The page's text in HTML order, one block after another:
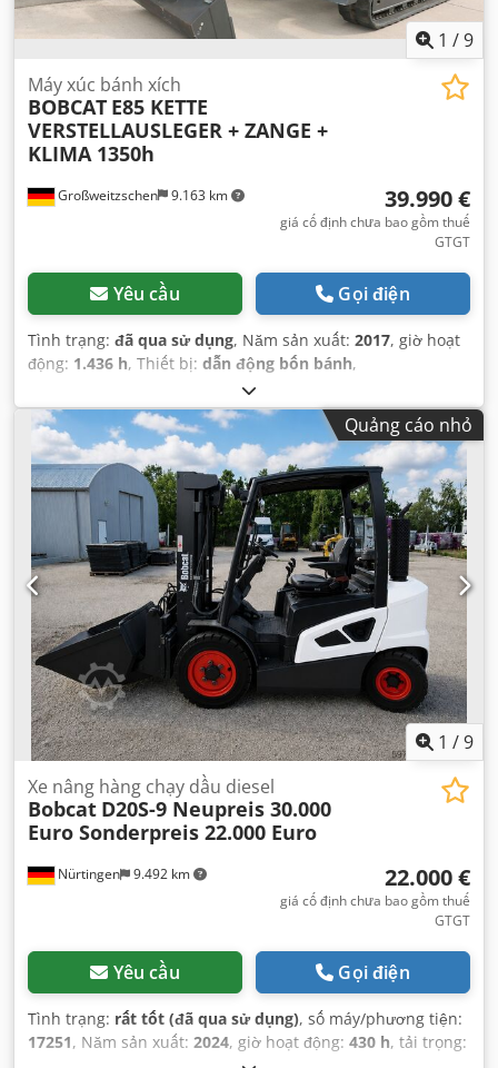
1 /9
Großweitzschen 9.163 km
Máy xúc bánh xích
BOBCAT E85 KETTE
VERSTELLAUSLEGER + ZANGE +
KLIMA 1350h
39.990 €
giá cố định chưa bao gồm thuế
GTGT
Yêu cầu Gọi điện
Tình trạng: đã qua sử dụng, Năm sản xuất: 2017, giờ hoạt
động: 1.436 h, Thiết bị: dẫn động bốn bánh,
Quảng cáo nhỏ
1 /9
Nürtingen 9.492 km
Xe nâng hàng chạy dầu diesel
Bobcat D20S-9 Neupreis 30.000
Euro Sonderpreis 22.000 Euro
22.000 €
giá cố định chưa bao gồm thuế
GTGT
Yêu cầu Gọi điện
Tình trạng: rất tốt (đã qua sử dụng), số máy/phương tiện:
17251, Năm sản xuất: 2024, giờ hoạt động: 430 h, tải trọng: